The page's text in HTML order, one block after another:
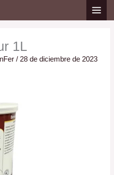
1L
/28 de diciembre de 2023